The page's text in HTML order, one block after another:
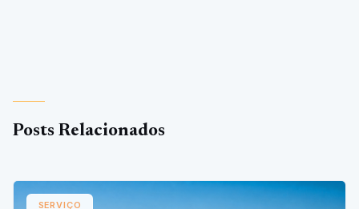
Posts Relacionados
SERVIÇO